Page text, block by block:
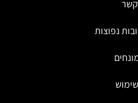
קשר
נפוצות